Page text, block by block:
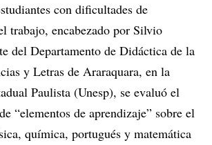
con dificultades de
trabajo, encabezado por Silvio
del Departamento de Didáctica de la
y Letras de Araraquara, en la
Paulista (Unesp), se evaluó el
“elementos de aprendizaje” sobre el
química, portugués y matemática